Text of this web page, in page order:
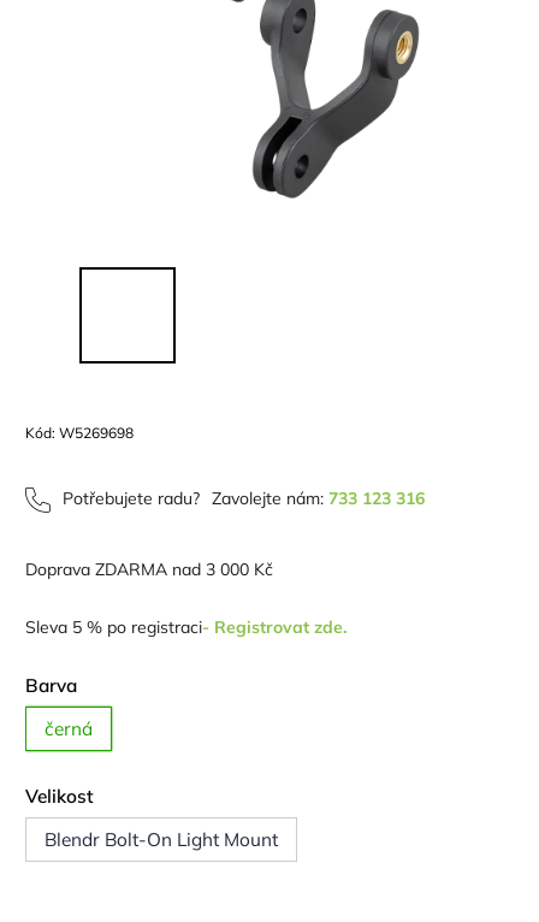
Kód: W5269698
Potřebujete radu? Zavolejte nám: 733 123 316
Doprava ZDARMA nad 3 000 Kč
Sleva 5 % po registraci- Registrovat zde.
Barva
černá
Velikost
Blendr Bolt-On Light Mount